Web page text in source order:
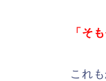
「そ
これ